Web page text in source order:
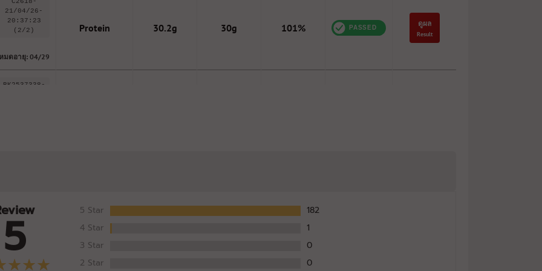
21/04/26-
20:37:23
(2/2)
หมดอายุ: 04/29
Protein 30.2g 30g 101% ดูผล
Result
BK2537338-
BK2537338-
001
หมดอายุ: 11/28
เชื้อก่อโรค
5 5 Star
182
4 Star
1
3 Star
0
2 Star
0